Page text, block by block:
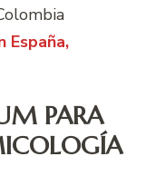
España,
PARA